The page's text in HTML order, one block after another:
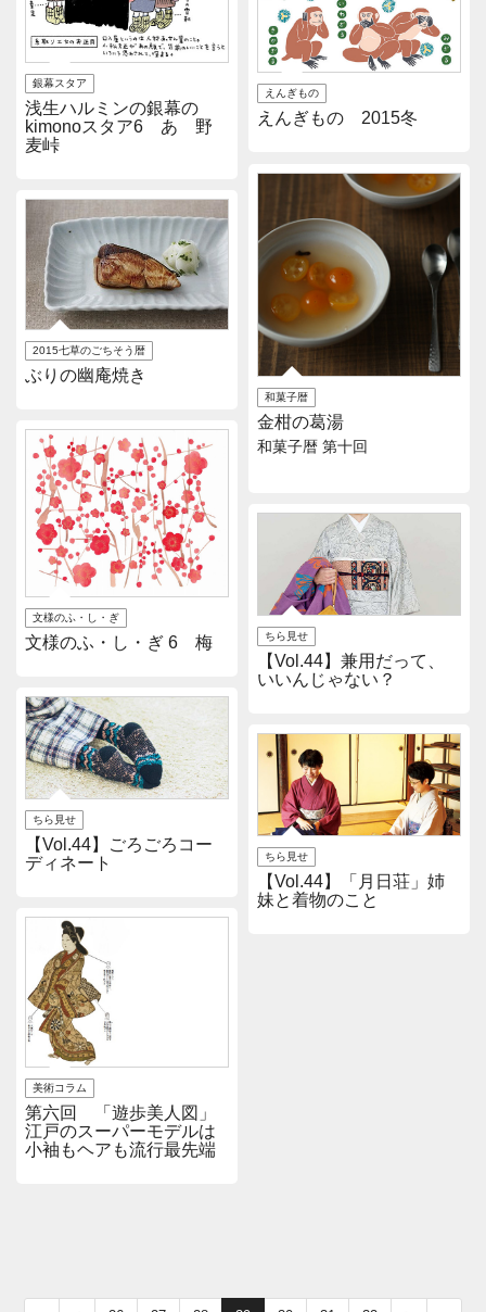
銀幕スタア
浅生ハルミンの銀幕の
kimonoスタア6 あゝ野
麦峠
えんぎもの
えんぎもの 2015冬
和菓子暦
金柑の葛湯
和菓子暦 第十回
2015七草のごちそう暦
ぶりの幽庵焼き
文様のふ・し・ぎ
文様のふ・し・ぎ 6 梅 ちら見せ
【Vol.44】兼用だって、
いいんじゃない？
ちら見せ
【Vol.44】ごろごろコー
ディネート
ちら見せ
【Vol.44】「月日荘」姉
妹と着物のこと
美術コラム
第六回 「遊歩美人図」
江戸のスーパーモデルは
小袖もヘアも流行最先端